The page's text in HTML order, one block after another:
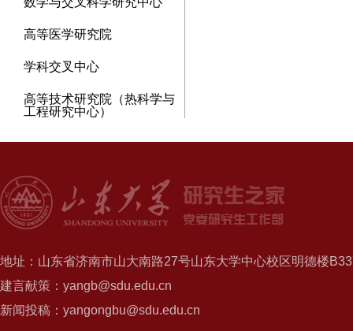
高等医学研究院
学科交叉中心
高等技术研究院（热科学与
工程研究中心）
地址：山东省济南市山大南路27号山东大学中心校区明德楼
建言献策：yangb@sdu.edu.cn
新闻投稿：yangongbu@sdu.edu.cn